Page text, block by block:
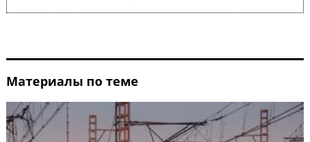
Материалы по теме